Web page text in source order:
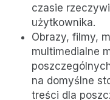
czasie
użytkownika.
Obrazy, filmy,
multimedialne
na domyślne
treści dla